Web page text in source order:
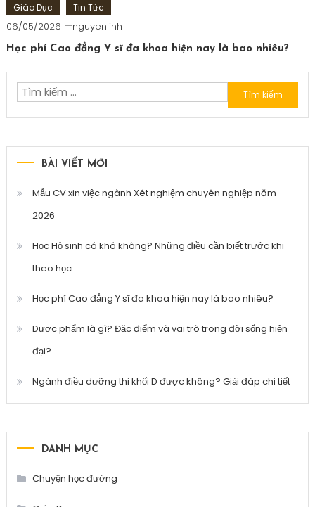
Giáo Dục Tin Tức
06/05/2026 nguyenlinh
Học phí Cao đẳng Y sĩ đa khoa hiện nay là bao nhiêu?
Tìm
kiếm
BÀI VIẾT MỚI
Mẫu CV xin việc ngành Xét nghiệm chuyên nghiệp năm
2026
Học Hộ sinh có khó không? Những điều cần biết trước khi
theo học
Học phí Cao đẳng Y sĩ đa khoa hiện nay là bao nhiêu?
Dược phẩm là gì? Đặc điểm và vai trò trong đời sống hiện
đại?
Ngành điều dưỡng thi khối D được không? Giải đáp chi tiết
DANH MỤC
Chuyện học đường